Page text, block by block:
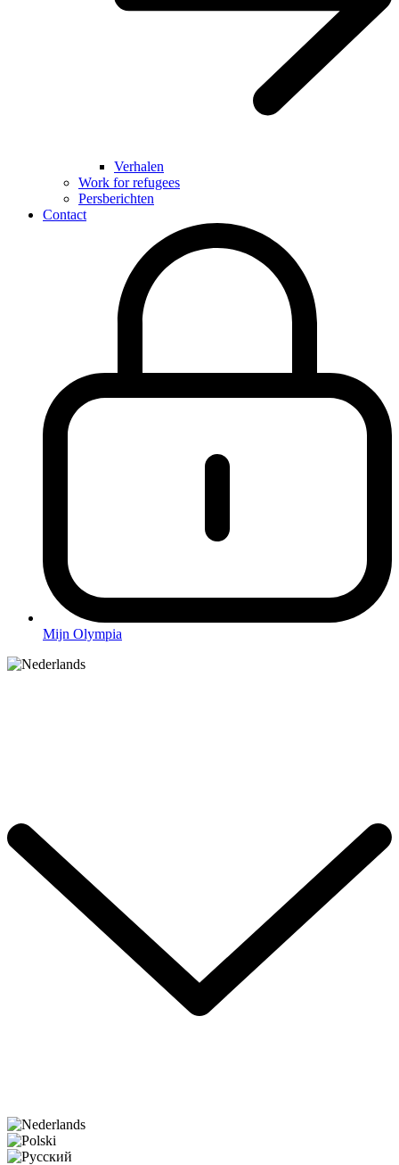
Verhalen
Work for refugees
Persberichten
Contact
Mijn Olympia